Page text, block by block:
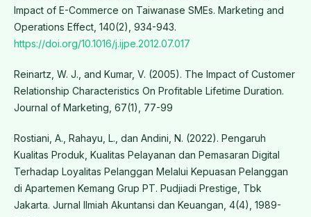
Impact of E-Commerce on Taiwanase SMEs. Marketing and
Operations Effect, 140(2), 934-943.
https://doi.org/10.1016/j.ijpe.2012.07.017
Reinartz, W. J., and Kumar, V. (2005). The Impact of Customer
Relationship Characteristics On Profitable Lifetime Duration.
Journal of Marketing, 67(1), 77-99
Rostiani, A., Rahayu, L., dan Andini, N. (2022). Pengaruh
Kualitas Produk, Kualitas Pelayanan dan Pemasaran Digital
Terhadap Loyalitas Pelanggan Melalui Kepuasan Pelanggan
di Apartemen Kemang Grup PT. Pudjiadi Prestige, Tbk
Jakarta. Jurnal Ilmiah Akuntansi dan Keuangan, 4(4), 1989-